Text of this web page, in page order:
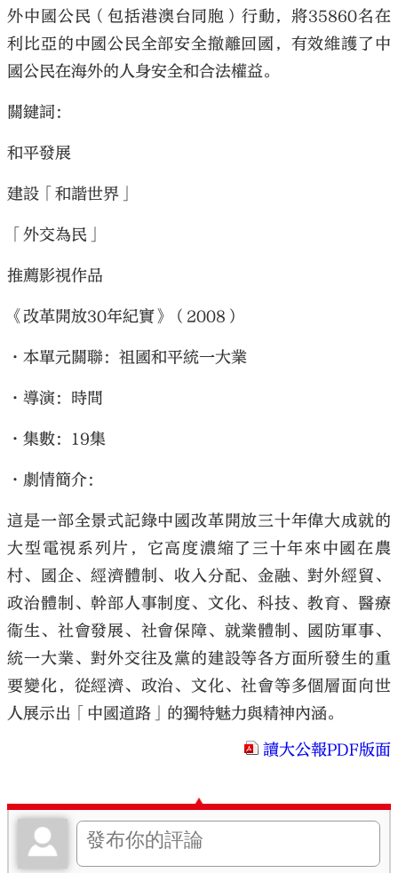
外中國公民（包括港澳台同胞）行動，將35860名在
利比亞的中國公民全部安全撤離回國，有效維護了中
國公民在海外的人身安全和合法權益。
關鍵詞：
和平發展
建設「和諧世界」
「外交為民」
推薦影視作品
《改革開放30年紀實》（2008）
•本單元關聯：祖國和平統一大業
•導演：時間
•集數：19集
•劇情簡介：
這是一部全景式記錄中國改革開放三十年偉大成就的
大型電視系列片，它高度濃縮了三十年來中國在農
村、國企、經濟體制、收入分配、金融、對外經貿、
政治體制、幹部人事制度、文化、科技、教育、醫療
衞生、社會發展、社會保障、就業體制、國防軍事、
統一大業、對外交往及黨的建設等各方面所發生的重
要變化，從經濟、政治、文化、社會等多個層面向世
人展示出「中國道路」的獨特魅力與精神內涵。
讀大公報PDF版面